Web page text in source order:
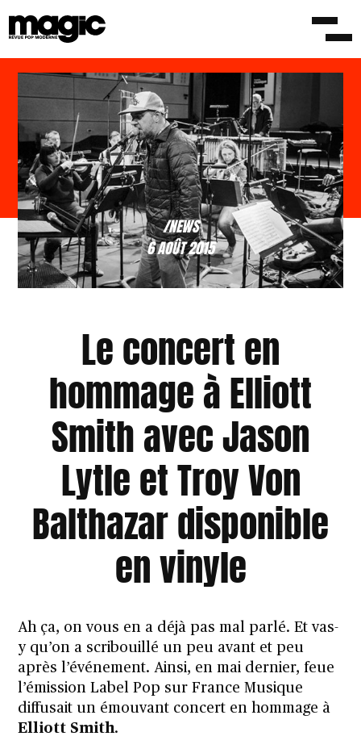
/NEWS
6 AOÛT 2015
Le concert en
hommage à Elliott
Smith avec Jason
Lytle et Troy Von
Balthazar disponible
en vinyle
Ah ça, on vous en a déjà pas mal parlé. Et vas-
y qu’on a scribouilléun peu avant et peu
après l’événement. Ainsi, en mai dernier, feue
l’émissionLabel Pop sur France Musique
diffusait un émouvant concert en hommage à
Elliott Smith.